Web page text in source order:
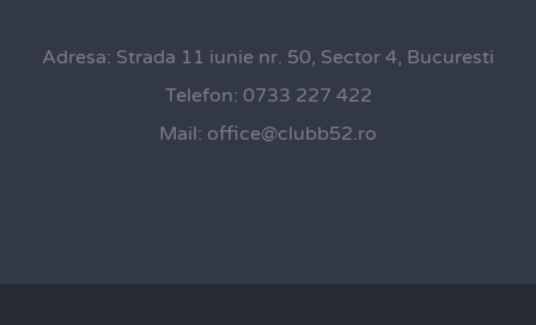
Adresa: Strada 11 iunie nr. 50, Sector 4, Bucuresti
Telefon: 0733 227 422
Mail: office@clubb52.ro